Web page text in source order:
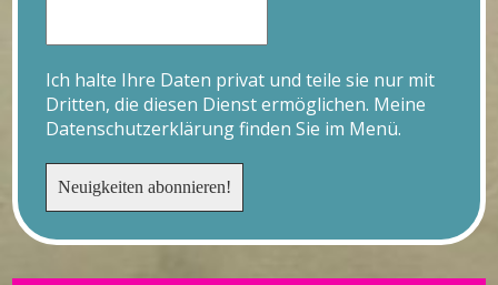
Ich halte Ihre Daten privat und teile sie nur mit
Dritten, die diesen Dienst ermöglichen. Meine
Datenschutzerklärung finden Sie im Menü.